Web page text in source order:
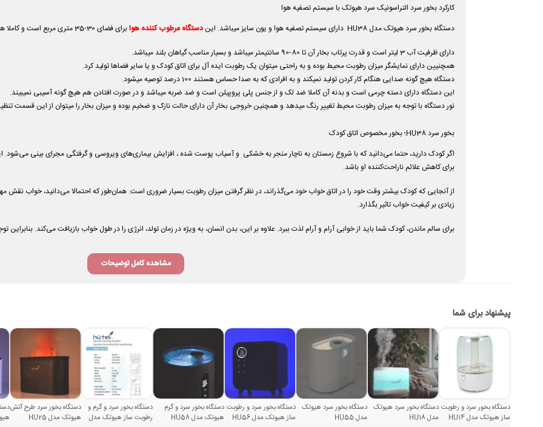
کارکرد بخور سرد التراسونیک سرد هیوتک با سیستم تصفیه هوا
دستگاه بخور سرد هیوتک مدل HU38
دارای سیستم تصفیه هوا و یون سایز میباشد. این دستگاه مرطوب کننده هوابرای فضای 30-35 متری مربع است و کاملا هوشمند است .
دارای ظرفیت آب 3 لیتر است و قدرت پرتاب بخار آن تا 80-90 سانتیمتر میباشد و بسیار مناسب گیاهان بلند میباشد.
همچنیین دارای نمایشگر میزان رطوبت محیط بوده و به راحتی میتوان یک رطوبت ایده آل برای اتاق کودک و یا سایر فضاها تولید کرد.
دستگاه هیچ گونه صدایی هنگام کار کردن تولید نمیکند و به افرادی که به صدا حساس هستند 100 درصد توصیه میشود.
این دستگاه دارای دسته چرمی است و بدنه آن کاملا ضد لک و از جنس پلی پروپیلن است و ضد ضربه میباشد و در صورت افتادن هم هیچ گونه آسیبی نمیبیند.
نور دستگاه با توجه به میزان رطوبت محیط تغییر رنگ میدهد و همچنین خروجی بخار آن دارای حالت نازک و ضخیم بوده و میزان بخار را میتوان از این قسمت
بخور سرد HU38؛
بخور مخصوص اتاق کودک
اگر کودک دارید، حتما می‌دانید که با شروع زمستان به ناچار منجر به خشکی و آسیاب پوست شده ، افزایش بیماری‌های ویروسی و گرفتگی مجرای بینی می‌شود.
برای کاهش علائم ناراحت‌کننده او باشد.
از آنجایی که کودک بیشتر وقت خود را در اتاق خواب خود می‌گذراند، در نظر گرفتن میزان رطوبت بسیار ضروری است. همان‌طور که احتمالا می‌دانید، خواب
زیادی بر کیفیت خواب تاثیر بگذارد.
برای سالم ماندن، کودک شما باید از خوابی آرام و آرام لذت ببرد. علاوه بر این، بدن انسان، به ویژه در زمان تولد، انرژی را در طول خواب بازیافت می‌کند.
مشاهده کامل توضیحات
پیشنهاد برای شما
دستگاه بخور سرد و رطوبت
ساز هیوتک مدل HU14
دستگاه بخور سرد هیوتک
مدل HU18
دستگاه بخور سرد هیوتک
مدل HU55
دستگاه بخور سرد و رطوبت
ساز هیوتک مدل HU56
دستگاه بخور سرد و گرم
هیوتک مدل HU58
دستگاه بخور سرد و گرم و
رطوبت ساز هیوتک مدل
دستگاه بخور سرد طرح آتش
هیوتک مدل HU25